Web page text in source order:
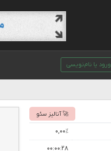
ورود یا نام‌نویسی
🚀 آنالیز سئو
۰,۰۰٪
۰۰:۰۰:۲۸